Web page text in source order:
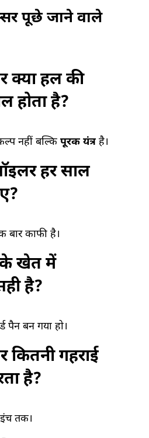
पूछे जाने वाले
क्या हल की
होता है?
नहीं बल्कि पूरक यंत्र है।
हर साल
बार काफी है।
के खेत में
है?
पैन बन गया हो।
कितनी गहराई
है?
तक।